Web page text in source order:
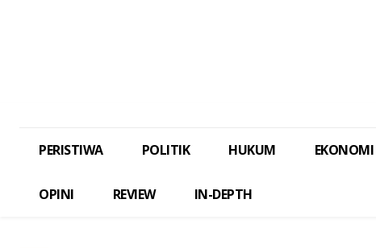
PERISTIWA POLITIK HUKUM EKONOMI
OPINI REVIEW IN-DEPTH